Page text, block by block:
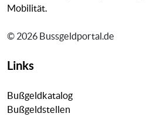
Mobilität.
© 2026 Bussgeldportal.de
Links
Bußgeldkatalog
Bußgeldstellen